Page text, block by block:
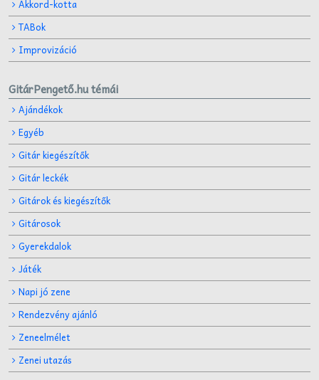
Akkord-kotta
TABok
Improvizáció
GitárPengető.hu témái
Ajándékok
Egyéb
Gitár kiegészítők
Gitár leckék
Gitárok és kiegészítők
Gitárosok
Gyerekdalok
Játék
Napi jó zene
Rendezvény ajánló
Zeneelmélet
Zenei utazás